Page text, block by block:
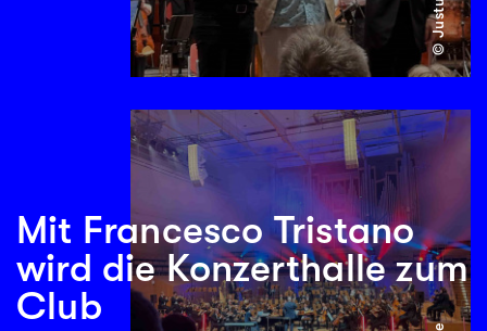
Mit Francesco Tristano
wird die Konzerthalle zum
Club